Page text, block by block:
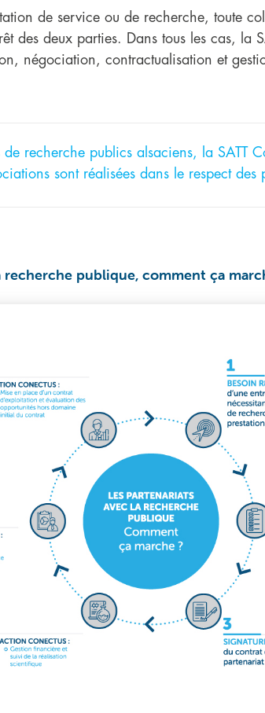
de service ou de recherche, toute
des deux parties. Dans tous les cas, la
négociation, contractualisation et
de recherche publics alsaciens, la SATT
sont réalisées dans le respect des
recherche publique, comment ça